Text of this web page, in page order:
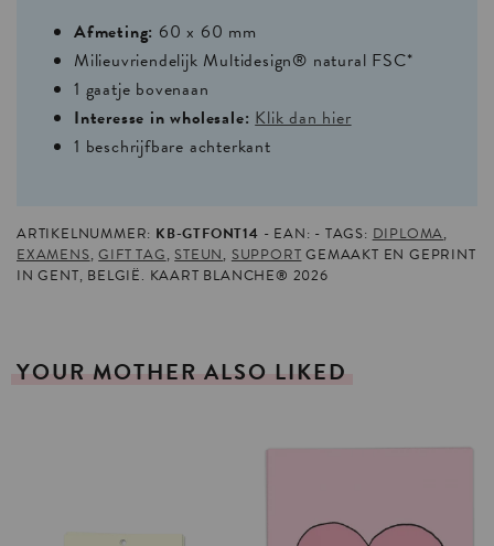
Afmeting: 60 x 60 mm
Milieuvriendelijk Multidesign® natural FSC*
1 gaatje bovenaan
Interesse in wholesale: Klik dan hier
1 beschrijfbare achterkant
ARTIKELNUMMER: KB-GTFONT14 EAN: TAGS: DIPLOMA,
EXAMENS,GIFT TAG, STEUN, SUPPORT GEMAAKT EN GEPRINT
IN GENT, BELGIË. KAART BLANCHE® 2026
YOUR MOTHER ALSO LIKED